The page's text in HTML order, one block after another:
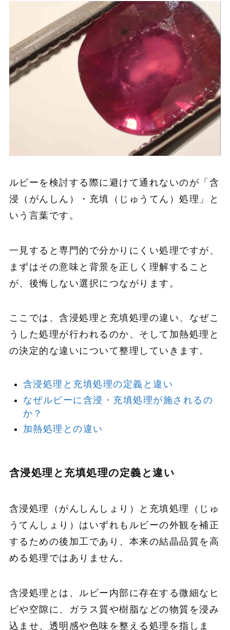
ルビーを検討する際に避けて通れないのが「含
浸（がんしん）・充填（じゅうてん）処理」と
いう言葉です。
一見すると専門的で分かりにくい処理ですが、
まずはその意味と背景を正しく理解すること
が、後悔しない選択につながります。
ここでは、含浸処理と充填処理の違い、なぜこ
うした処理が行われるのか、そして加熱処理と
の決定的な違いについて整理していきます。
含浸処理と充填処理の定義と違い
なぜルビーに含浸・充填処理が施されるの
か？
加熱処理との違い
含浸処理と充填処理の定義と違い
含浸処理（がんしんしょり）と充填処理（じゅ
うてんしょり）はいずれもルビーの外観を補正
するための後加工であり、本来の結晶品質を高
める処理ではありません。
含浸処理とは、ルビー内部に存在する微細なヒ
ビや空隙に、ガラス質や樹脂などの物質を浸み
込ませ、透明感や色味を整える処理を指しま